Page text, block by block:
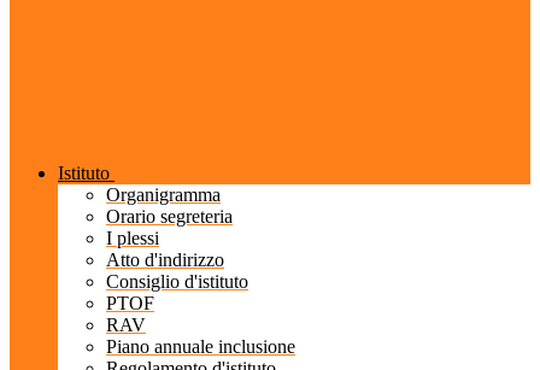
Istituto
Organigramma
Orario segreteria
I plessi
Atto d'indirizzo
Consiglio d'istituto
PTOF
RAV
Piano annuale inclusione